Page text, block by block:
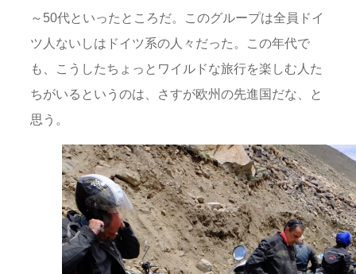
～50代といったところだ。このグループは全員ドイ
ツ人ないしはドイツ系の人々だった。この年代で
も、こうしたちょっとワイルドな旅行を楽しむ人た
ちがいるというのは、さすが欧州の先進国だな、と
思う。